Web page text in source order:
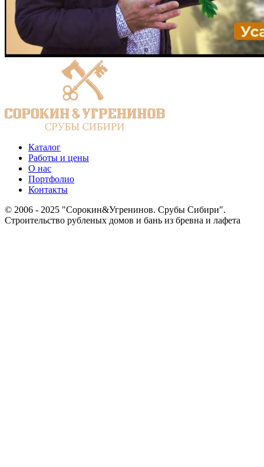
Каталог
Работы и цены
О нас
Портфолио
Контакты
© 2006 - 2025 "Сорокин&Угренинов. Срубы Сибири".
Строительство рубленых домов и бань из бревна и лафета